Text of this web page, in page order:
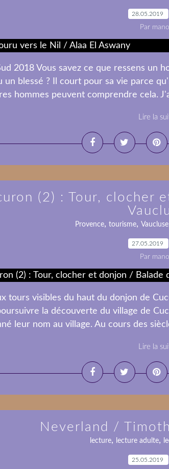
28.05.2019
Par
2018 Vous savez ce que ressens un
un blessé ? Il court pour sa vie parce
hommes peuvent comprendre cela.
Lire la
(2) : Tour, clocher
Provence, tourisme, Vaucluse
27.05.2019
Par
tours visibles du haut du donjon de
la découverte du village de
leur nom au village. Au cours des
Lire la
Neverland /
lecture, lecture adulte,
25.05.2019